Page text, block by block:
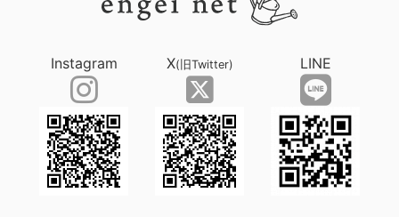
Instagram X(旧Twitter) LINE